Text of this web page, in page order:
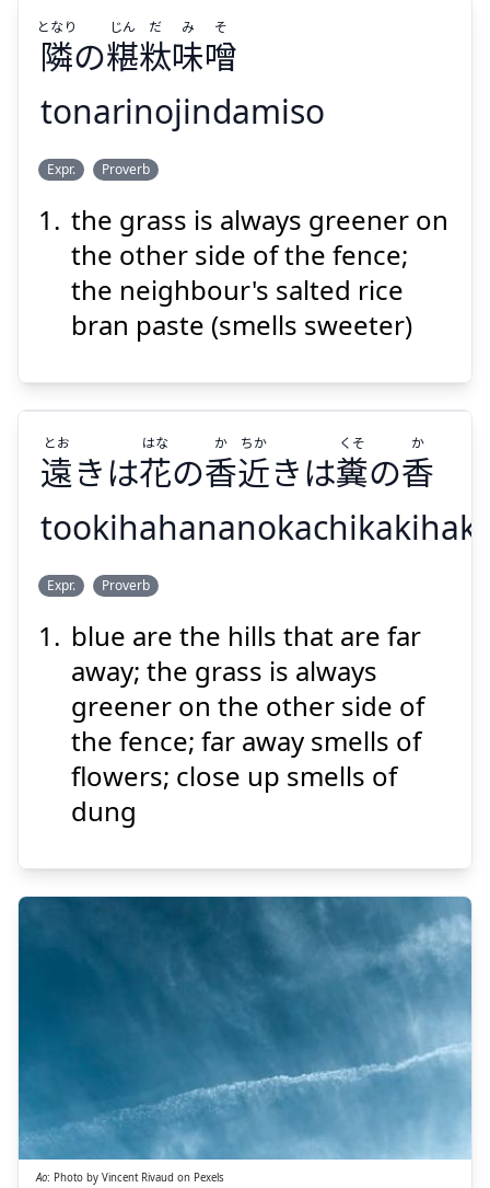
噌
そ
Show answer
Suspend
隣の糂粏味噌
となり じん だ み そ
tonarinojindamiso
Expr. Proverb
the grass is always greener on
the other side of the fence;
the neighbour's salted rice
bran paste (smells sweeter)
きは
糞
の
香
くそ
か
Suspend
遠きは花の香近きは糞の香
とお はな か ちか くそ か
Expr. Proverb
blue are the hills that are far
away; the grass is always
greener on the other side of
the fence; far away smells of
flowers; close up smells of
dung
青
Ao: Photo by Vincent Rivaud on Pexels